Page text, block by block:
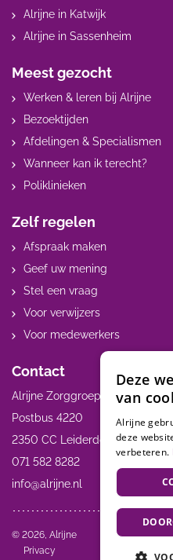
Alrijne in Katwijk
Alrijne in Sassenheim
Meest gezocht
Werken & leren bij Alrijne
Bezoektijden
Afdelingen & Specialismen
Wanneer kan ik terecht?
Poliklinieken
Zelf regelen
Afspraak maken
Geef uw mening
Stel een vraag
Voor verwijzers
Voor medewerkers
Contact
Alrijne Zorggroep
Postbus 4220
2350 CC Leiderdorp
071 582 8282
info@alrijne.nl
© 2026, Alrijne
Privacy
Deze
van
Alrijne
deze
verbeteren.